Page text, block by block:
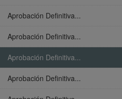
Aprobación Definitiva...
Aprobación Definitiva...
Aprobación Definitiva...
Aprobación Definitiva...